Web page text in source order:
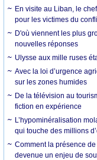
En visite au Liban, le
pour les victimes du
D'où viennent les plus
nouvelles réponses
Ulysse aux mille ruses
Avec la loi d’urgence
sur les zones humides
De la télévision au
fiction en expérience
L’hypominéralisation
qui touche des millions
Comment la présence
devenue un enjeu de